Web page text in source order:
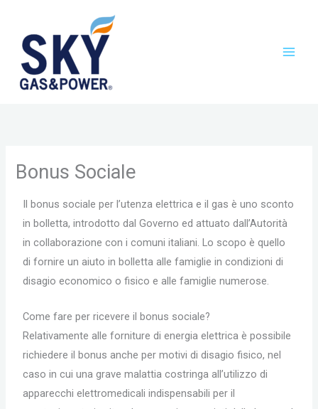
contenuto
Bonus Sociale
Il bonus sociale per l’utenza elettrica e il gas è uno sconto
in bolletta, introdotto dal Governo ed attuato dall’Autorità
in collaborazione con i comuni italiani. Lo scopo è quello
di fornire un aiuto in bolletta alle famiglie in condizioni di
disagio economico o fisico e alle famiglie numerose.
Come fare per ricevere il bonus sociale?
Relativamente alle forniture di energia elettrica è possibile
richiedere il bonus anche per motivi di disagio fisico, nel
caso in cui una grave malattia costringa all’utilizzo di
apparecchi elettromedicali indispensabili per il